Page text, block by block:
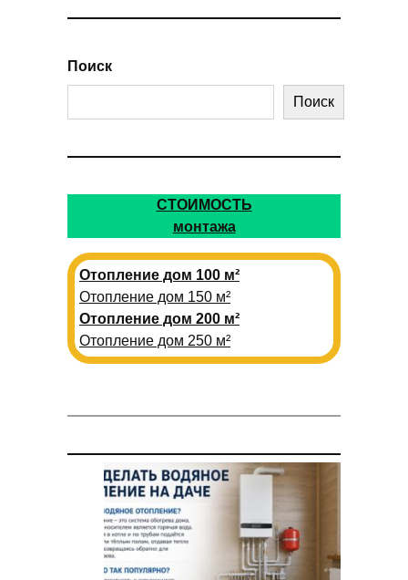
Поиск
Поиск
СТОИМОСТЬ
монтажа
Отопление дом 100 м²
Отопление дом 150 м²
Отопление дом 200 м²
Отопление дом 250 м²